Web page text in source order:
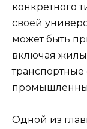
конкретного
своей
может быть
включая
транспортные
Одной из